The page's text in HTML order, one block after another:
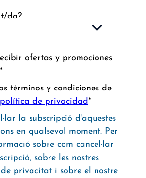
da?
ofertas y promociones
*
términos y condiciones de
política de privacidad*
la subscripció d'aquestes
en qualsevol moment. Per
sobre com cancel·lar
sobre les nostres
privacitat i sobre el nostre